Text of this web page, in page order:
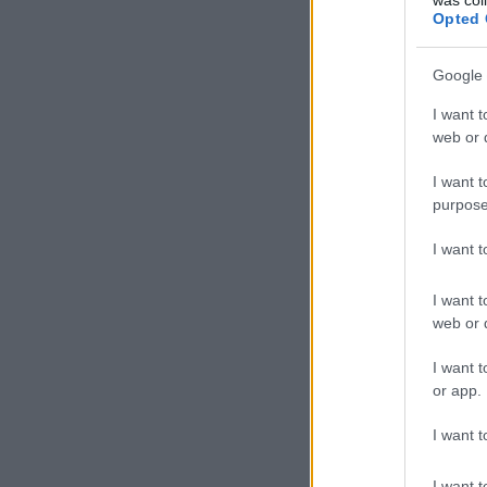
Opted
Google
I want
web or
I want
I want
I want
web or
I want
or app.
I want